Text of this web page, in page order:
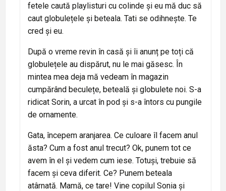
fetele caută playlisturi cu colinde și eu mă duc să
caut globulețele și beteala. Tati se odihnește. Te
cred și eu.
După o vreme revin în casă și îi anunț pe toți că
globulețele au dispărut, nu le mai găsesc. În
mintea mea deja mă vedeam în magazin
cumpărând beculețe, beteală și globulete noi. S-a
ridicat Sorin, a urcat în pod și s-a întors cu pungile
de ornamente.
Gata, începem aranjarea. Ce culoare îl facem anul
ăsta? Cum a fost anul trecut? Ok, punem tot ce
avem în el și vedem cum iese. Totuși, trebuie să
facem și ceva diferit. Ce? Punem beteala
atârnată. Mamă, ce tare! Vine copilul Sonia și